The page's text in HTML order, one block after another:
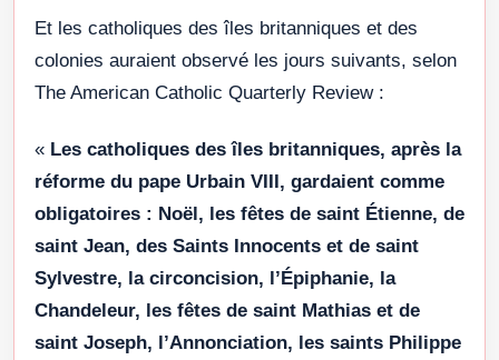
Et les catholiques des îles britanniques et des
colonies auraient observé les jours suivants, selon
The American Catholic Quarterly Review :
« Les catholiques des îles britanniques, après la
réforme du pape Urbain VIII, gardaient comme
obligatoires : Noël, les fêtes de saint Étienne, de
saint Jean, des Saints Innocents et de saint
Sylvestre, la circoncision, l’Épiphanie, la
Chandeleur, les fêtes de saint Mathias et de
saint Joseph, l’Annonciation, les saints Philippe